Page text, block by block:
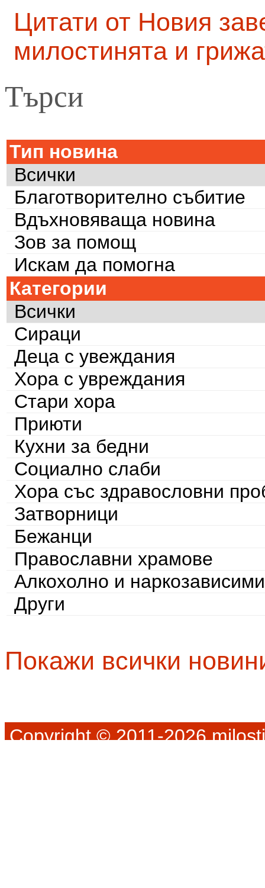
Цитати от Новия
милостинята и
Търси
Тип новина
Всички
Благотворително събитие
Вдъхновяваща новина
Зов за помощ
Искам да помогна
Категории
Всички
Сираци
Деца с увеждания
Хора с увреждания
Стари хора
Приюти
Кухни за бедни
Социално слаби
Хора със здравословни
Затворници
Бежанци
Православни храмове
Алкохолно и наркозависими
Други
Покажи всички
Copyright © 2011-2026